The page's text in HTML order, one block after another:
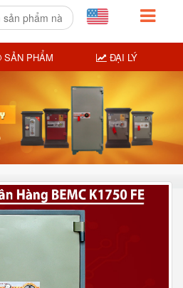
SẢN PHẨM ĐẠI LÝ